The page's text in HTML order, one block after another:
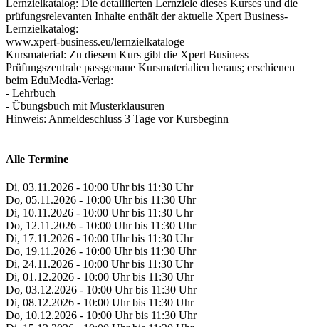
Lernzielkatalog: Die detaillierten Lernziele dieses Kurses und die
prüfungsrelevanten Inhalte enthält der aktuelle Xpert Business-
Lernzielkatalog:
www.xpert-business.eu/lernzielkataloge
Kursmaterial: Zu diesem Kurs gibt die Xpert Business
Prüfungszentrale passgenaue Kursmaterialien heraus; erschienen
beim EduMedia-Verlag:
- Lehrbuch
- Übungsbuch mit Musterklausuren
Hinweis: Anmeldeschluss 3 Tage vor Kursbeginn
Alle Termine
Di, 03.11.2026 - 10:00 Uhr bis 11:30 Uhr
Do, 05.11.2026 - 10:00 Uhr bis 11:30 Uhr
Di, 10.11.2026 - 10:00 Uhr bis 11:30 Uhr
Do, 12.11.2026 - 10:00 Uhr bis 11:30 Uhr
Di, 17.11.2026 - 10:00 Uhr bis 11:30 Uhr
Do, 19.11.2026 - 10:00 Uhr bis 11:30 Uhr
Di, 24.11.2026 - 10:00 Uhr bis 11:30 Uhr
Di, 01.12.2026 - 10:00 Uhr bis 11:30 Uhr
Do, 03.12.2026 - 10:00 Uhr bis 11:30 Uhr
Di, 08.12.2026 - 10:00 Uhr bis 11:30 Uhr
Do, 10.12.2026 - 10:00 Uhr bis 11:30 Uhr